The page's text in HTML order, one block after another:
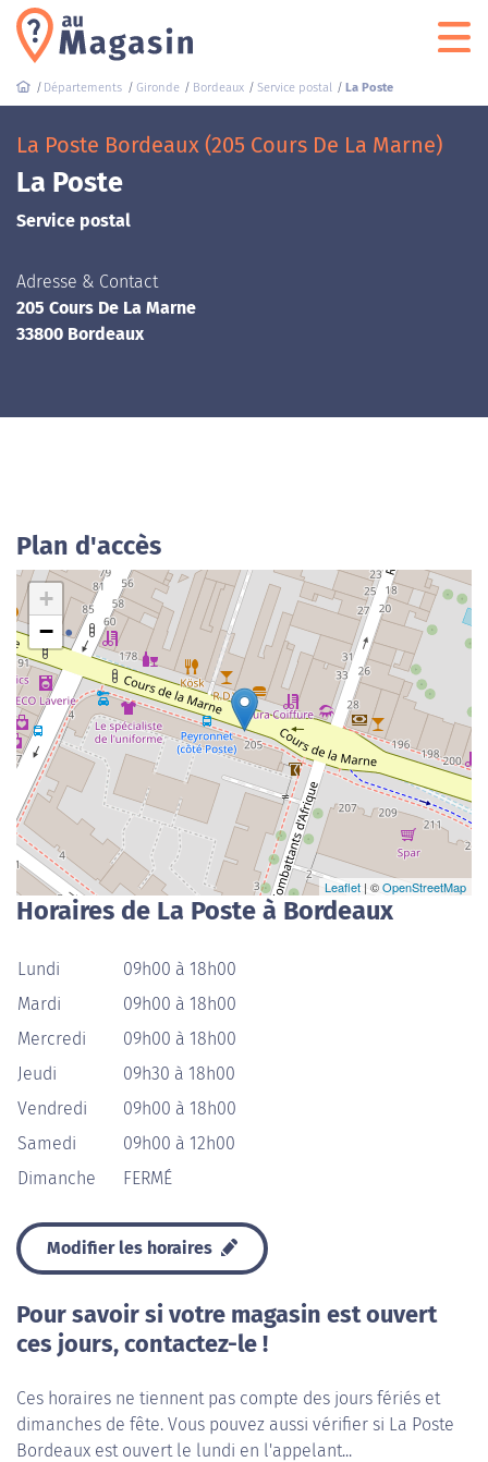
Départements Gironde Bordeaux Service postal La Poste
La Poste Bordeaux (205 Cours De La Marne)
La Poste
Service postal
Adresse & Contact
205 Cours De La Marne
33800 Bordeaux
Plan d'accès
+
−
Leaflet | ©OpenStreetMap
Horaires de La Poste à Bordeaux
Lundi
09h00 à 18h00
Mardi
09h00 à 18h00
Mercredi
09h00 à 18h00
Jeudi
09h30 à 18h00
Vendredi
09h00 à 18h00
Samedi
09h00 à 12h00
Dimanche
FERMÉ
Modifier les horaires
Pour savoir si votre magasin est ouvert
ces jours, contactez-le !
Ces horaires ne tiennent pas compte des jours fériés et
dimanches de fête. Vous pouvez aussi vérifier si La Poste
Bordeaux est ouvert le lundi en l'appelant...